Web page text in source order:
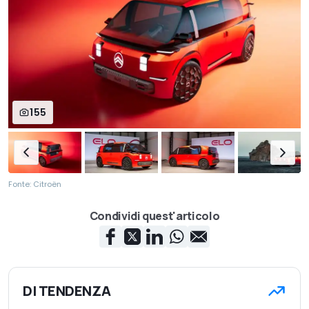
155
Fonte: Citroën
Condividi quest'articolo
DI TENDENZA